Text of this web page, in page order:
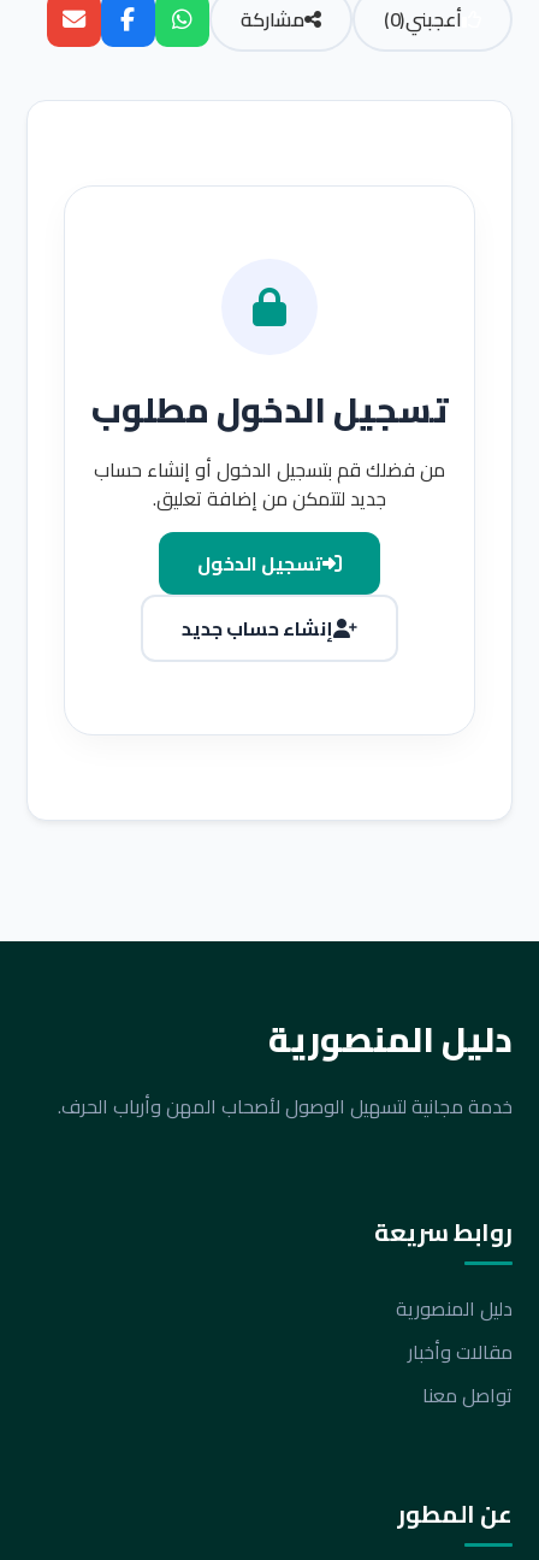
أعجبني(
0
) مشاركة
تسجيل الدخول مطلوب
من فضلك قم بتسجيل الدخول أو إنشاء حساب
جديد لتتمكن من إضافة تعليق.
تسجيل الدخول
إنشاء حساب جديد
دليل المنصورية
خدمة مجانية لتسهيل الوصول لأصحاب المهن وأرباب الحرف.
روابط سريعة
دليل المنصورية
مقالات وأخبار
تواصل معنا
عن المطور